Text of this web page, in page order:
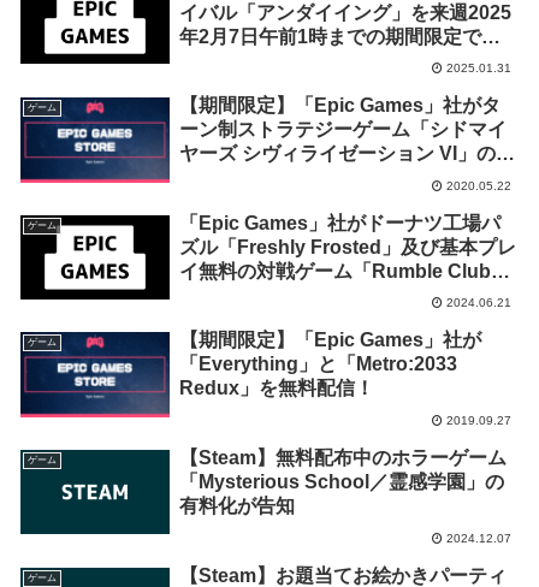
イバル「アンダイイング」を来週2025
年2月7日午前1時までの期間限定で無
2025.01.31
ゲーム
【期間限定】「Epic Games」社がタ
ーン制ストラテジーゲーム「シドマイ
ヤーズ シヴィライゼーション VI」の無
2020.05.22
ゲーム
「Epic Games」社がドーナツ工場パ
ズル「Freshly Frosted」及び基本プレ
イ無料の対戦ゲーム「Rumble Club」
のDLC「Free Game of the Week
での期間限定で無料配布を開始！
2024.06.21
ゲーム
【期間限定】「Epic Games」社が
「Everything」と「Metro:2033
Redux」を無料配信！
2019.09.27
ゲーム
【Steam】無料配布中のホラーゲーム
「Mysterious School／霊感学園」の
有料化が告知
2024.12.07
ゲーム
【Steam】お題当てお絵かきパーティ